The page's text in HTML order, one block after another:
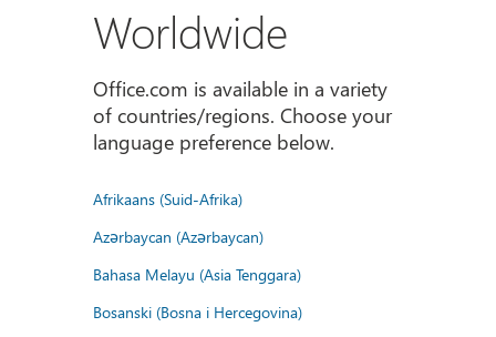
Worldwide
Office.com is available in a variety
of countries/regions. Choose your
language preference below.
Afrikaans (Suid-Afrika)
Azərbaycan (Azərbaycan)
Bahasa Melayu (Asia Tenggara)
Bosanski (Bosna i Hercegovina)